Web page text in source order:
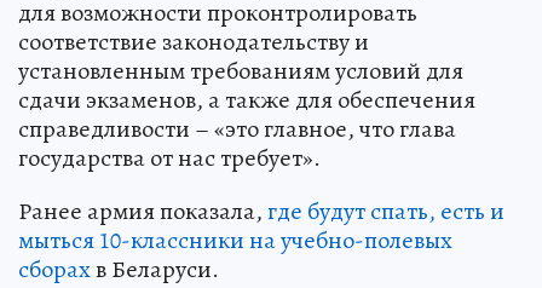
для возможности проконтролировать
соответствие законодательству и
установленным требованиям условий для
сдачи экзаменов, а также для обеспечения
справедливости – «это главное, что глава
государства от нас требует».
Ранее армия показала,где будут спать, есть и
мыться 10-классники на учебно-полевых
сборахв Беларуси.